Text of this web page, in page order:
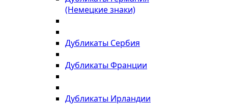
(Немецкие знаки)
Дубликаты Сербия
Дубликаты Франции
Дубликаты Ирландии